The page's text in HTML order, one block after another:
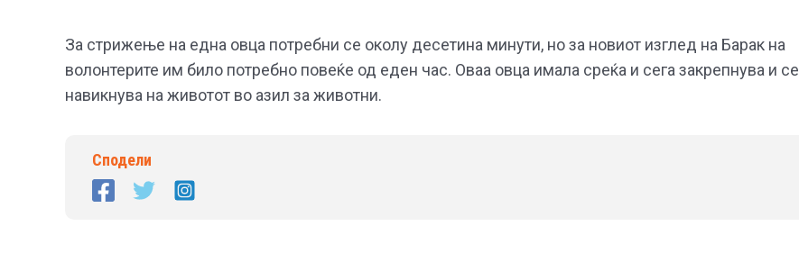
За стрижење на една овца потребни се околу десетина минути, но за новиот изглед на Барак на
волонтерите им било потребно повеќе од еден час. Оваа овца имала среќа и сега закрепнува и се
навикнува на животот во азил за животни.
Сподели